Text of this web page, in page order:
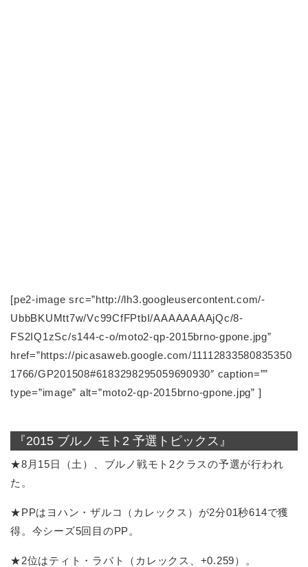
[pe2-image src=”http://lh3.googleusercontent.com/-
UbbBKUMtt7w/Vc99CfFPtbI/AAAAAAAAjQc/8-
FS2IQ1zSc/s144-c-o/moto2-qp-2015brno-gpone.jpg”
href=”https://picasaweb.google.com/11112833580835350
1766/GP201508#6183298295059690930″ caption=””
type=”image” alt=”moto2-qp-2015brno-gpone.jpg” ]
『2015 ブルノ モト2 予選トピックス』
★8月15日（土）、ブルノ戦モト2クラスの予選が行われ
た。
★PPはヨハン・ザルコ（カレックス）が2分01秒614で獲
得。今シーズ5回目のPP。
★2位はティト・ラバト（カレックス、+0.259）。